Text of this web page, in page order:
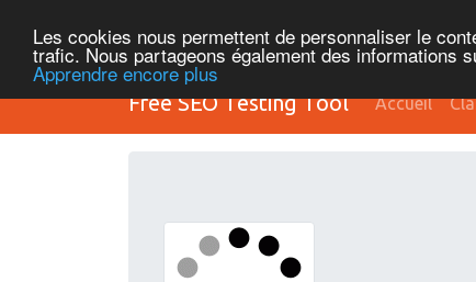
Les cookies nous permettent de personnaliser le
trafic. Nous partageons également des informations
Apprendre encore plus
Free SEO Testing Tool Accueil